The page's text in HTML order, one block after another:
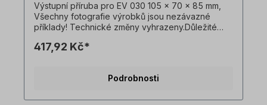
Výstupní příruba pro EV 030 105 x 70 x 85 mm,
Všechny fotografie výrobků jsou nezávazné
příklady! Technické změny vyhrazeny.Důležité
zakázku. Vrácení zboží ani zrušení objednávky
417,92 Kč*
Podrobnosti